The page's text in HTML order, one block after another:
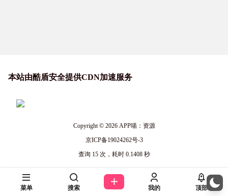
本站由酷盾安全提供CDN加速服务
Copyright © 2026APP喵：资源
京ICP备19024262号-3
查询 15 次，耗时 0.1408 秒
菜单 搜索 我的 顶部